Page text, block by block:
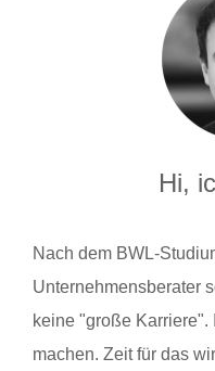
Hi,
Nach dem BWL-
Unternehmensberater
keine "große
machen. Zeit für das